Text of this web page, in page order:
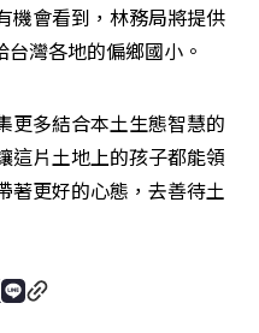
機會看到，林務局將提供
灣各地的偏鄉國小。
更多結合本土生態智慧的
這片土地上的孩子都能領
著更好的心態，去善待土